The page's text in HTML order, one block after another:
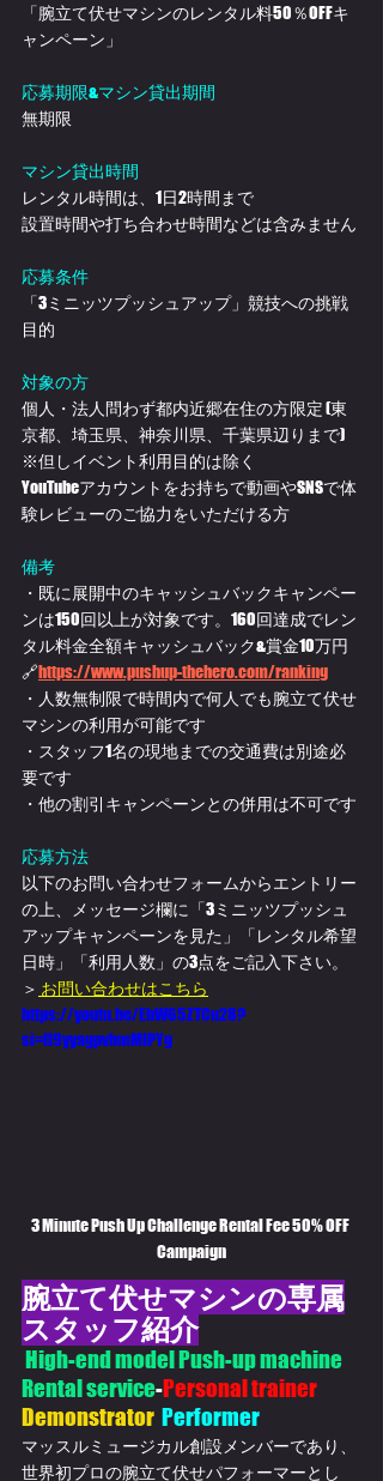
「腕立て伏せマシンのレンタル料50％OFFキ
ャンペーン」
応募期限&マシン貸出期間
無期限
マシン貸出時間
レンタル時間は、1日2時間まで
設置時間や打ち合わせ時間などは含みません
応募条件
「3ミニッツプッシュアップ」競技への挑戦
目的
対象の方
個人・法人問わず都内近郷在住の方限定 (東
京都、埼玉県、神奈川県、千葉県辺りまで)
※但しイベント利用目的は除く
YouTubeアカウントをお持ちで動画やSNSで体
験レビューのご協力をいただける方
備考
・既に展開中のキャッシュバックキャンペー
ンは150回以上が対象です。160回達成でレン
タル料金全額キャッシュバック&賞金10万円
🔗https://www.pushup-thehero.com/ranking
・人数無制限で時間内で何人でも腕立て伏せ
マシンの利用が可能です
・スタッフ​1名の現地までの交通費は別途必
要です
・他の割引キャンペーンとの併用は不可です
応募方法
以下のお問い合わせフォームからエントリー
の上、メッセージ欄に「3ミニッツプッシュ
アップキャンペーンを見た」「レンタル希望
日時」「利用人数」の3点をご記入下さい。
＞ お問い合わせはこちら
https://youtu.be/EbW65ZTCn28?
si=fI9yyagpvbmMIPYg
3 Minute Push Up Challenge Rental Fee 50% OFF
Campaign
腕立て伏せマシンの専属
スタッフ紹介
High-end model Push-up machine
Rental service-Personal trainer
Demonstrator Performer
マッスルミュージカル創設メンバーであり、
世界初プロの腕立て伏せパフォーマーとし